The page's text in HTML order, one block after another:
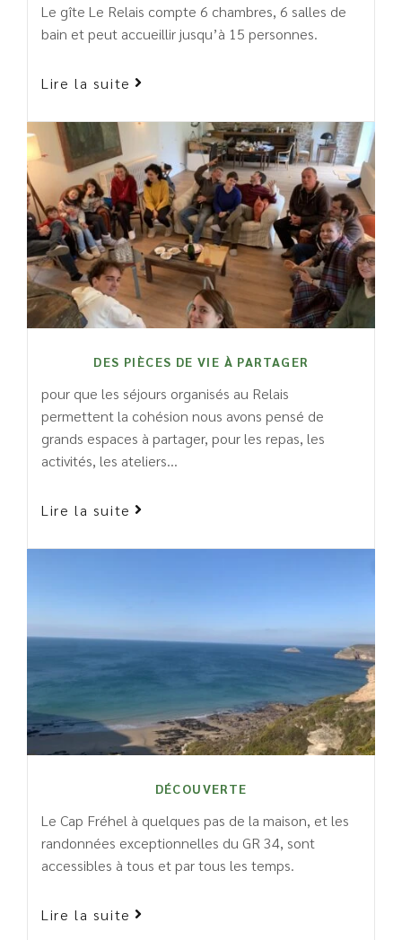
Le gîte Le Relais compte 6 chambres, 6 salles de
bain et peut accueillir jusqu’à 15 personnes.
Lire la suite
DES PIÈCES DE VIE À PARTAGER
pour que les séjours organisés au Relais
permettent la cohésion nous avons pensé de
grands espaces à partager, pour les repas, les
activités, les ateliers…
Lire la suite
DÉCOUVERTE
Le Cap Fréhel à quelques pas de la maison, et les
randonnées exceptionnelles du GR 34, sont
accessibles à tous et par tous les temps.
Lire la suite